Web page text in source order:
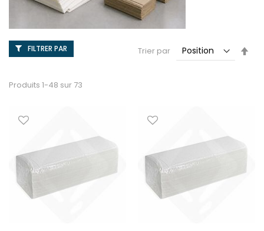
Produits 1-48 sur 73
Trier par
FILTRER PAR